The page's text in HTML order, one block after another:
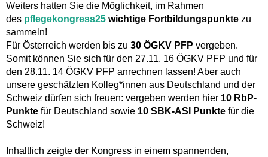
Weiters hatten Sie die Möglichkeit, im Rahmen
des pflegekongress25 wichtige Fortbildungspunkte zu
sammeln!
Für Österreich werden bis zu 30 ÖGKV PFP vergeben.
Somit können Sie sich für den 27.11. 16 ÖGKV PFP und für
den 28.11. 14 ÖGKV PFP anrechnen lassen! Aber auch
unsere geschätzten Kolleg*innen aus Deutschland und der
Schweiz dürfen sich freuen: vergeben werden hier 10 RbP-
Punkte für Deutschland sowie 10 SBK-ASI Punkte für die
Schweiz!
Inhaltlich zeigte der Kongress in einem spannenden,